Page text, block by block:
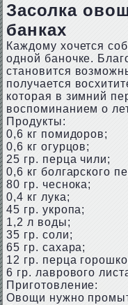
Засолка
банках
Каждому хочется
одной баночке.
становится
получается
которая в зимний
воспоминанием о
Продукты:
0,6 кг помидоров;
0,6 кг огурцов;
25 гр. перца чили;
0,6 кг болгарского
80 гр. чеснока;
0,4 кг лука;
45 гр. укропа;
1,2 л воды;
35 гр. соли;
65 гр. сахара;
12 гр. перца
6 гр. лаврового
Приготовление:
Овощи нужно